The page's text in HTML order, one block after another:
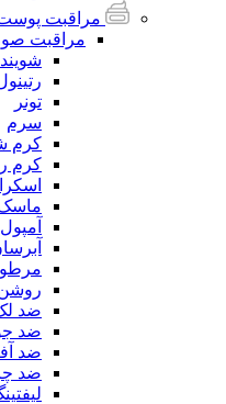
مراقبت
مراقبت
تونر
سرم
کرم
کرم
آمپول
روشن
ضد
ضد
ضد
ضد